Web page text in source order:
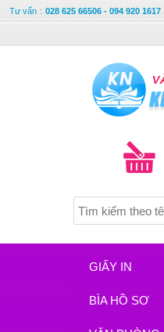
Tư vấn : 028 625 66506 - 094 920 1617
GIẤY IN
BÌA HỒ SƠ